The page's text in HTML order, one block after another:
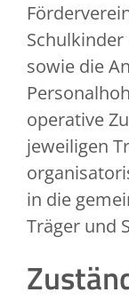
sowie die
operative
jeweiligen
in die
Träger und